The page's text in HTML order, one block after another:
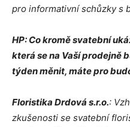
pro informativní schůzky s
HP: Co kromě svatební
která se na Vaší prodejně
týden měnit, máte pro
Floristika Drdová s.r.o.:
zkušenosti se svatební